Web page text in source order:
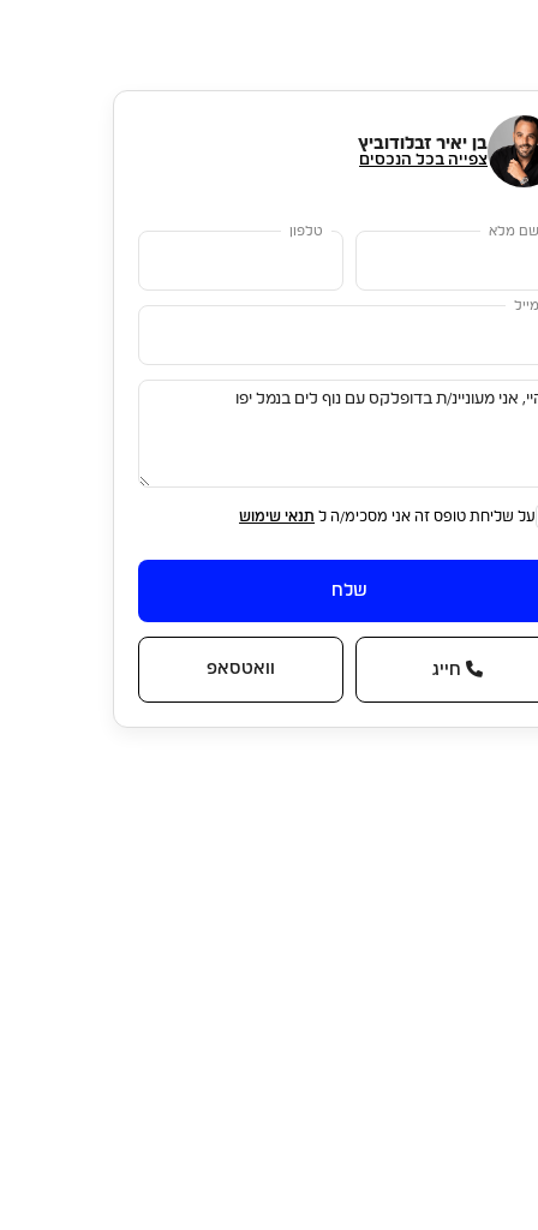
בן יאיר זבלודוביץ
צפייה בכל הנכסים
מלא טלפון
על שליחת טופס זה אני מסכימ/ה ל תנאי שימוש
שלח
חייג וואטסאפ